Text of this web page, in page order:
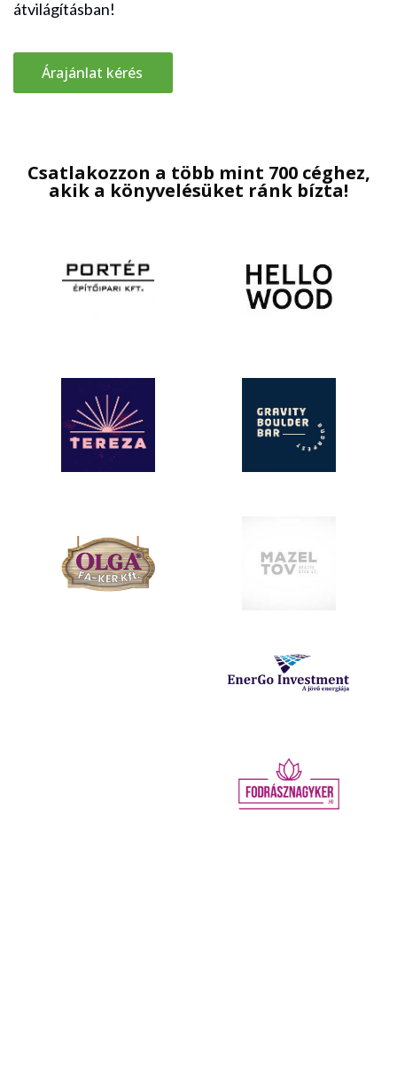
átvilágításban!
Árajánlat kérés
Csatlakozzon a több mint 700 céghez,
akik a könyvelésüket ránk bízta!